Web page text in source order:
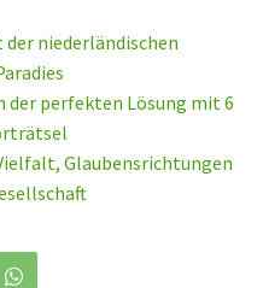
der niederländischen
der perfekten Lösung mit 6
Glaubensrichtungen